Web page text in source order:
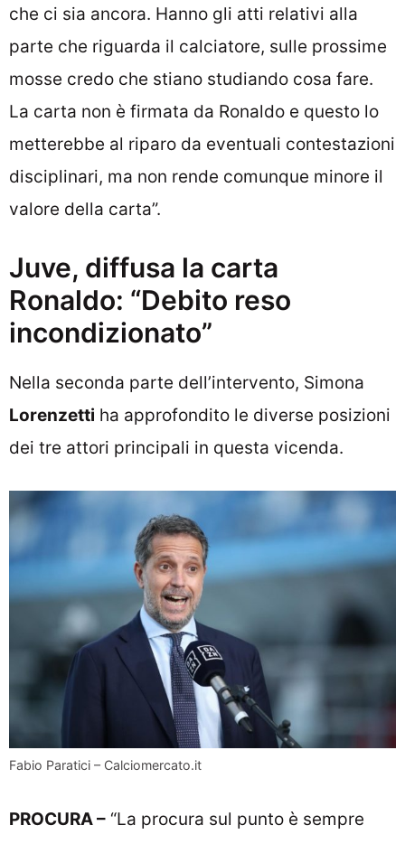
che ci sia ancora. Hanno gli atti relativi alla
parte che riguarda il calciatore, sulle prossime
mosse credo che stiano studiando cosa fare.
La carta non è firmata da Ronaldo e questo lo
metterebbe al riparo da eventuali contestazioni
disciplinari, ma non rende comunque minore il
valore della carta”.
Juve, diffusa la carta
Ronaldo: “Debito reso
incondizionato”
Nella seconda parte dell’intervento, Simona
Lorenzetti ha approfondito le diverse posizioni
dei tre attori principali in questa vicenda.
Fabio Paratici – Calciomercato.it
PROCURA – “La procura sul punto è sempre